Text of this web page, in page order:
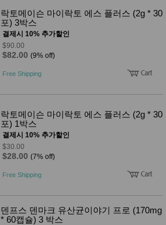
락토메이슨 마이락토 에스 플러스 (2g * 30
포) 3박스
결제시 10% 추가할인
$90.00
$82.00 (9% off)
Free Shipping
락토메이슨 마이락토 에스 플러스 (2g * 30
포) 1박스
결제시 10% 추가할인
$30.00
$28.00 (7% off)
Free Shipping
덴프스 덴마크 유산균이야기 프로 (170mg
* 60캡슐) 3 박스